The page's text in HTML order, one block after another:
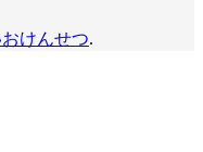
けんせつ.